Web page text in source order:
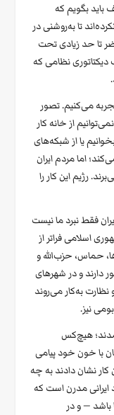
باید بگویم که
تا به‌روشنی در
تا حد زیادی تحت
نظامی که
می‌کنیم. تصور
از خانه کار
یا از شبکه‌های
اما مردم ایران
رژیم این کار را
فقط نبرد ما نیست
اسلامی فراتر از
حماس، حزب‌الله و
دارند و در شهرهای
نظارت به‌کار می‌روند
نیز.
آمدند؛ هیچ‌کس
با خون خود پیامی
نشان دادند به چه
ایرانی مدرن است که
باشد — و در